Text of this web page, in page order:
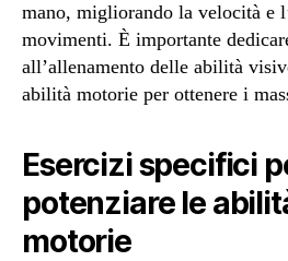
mano, migliorando la velocità e
movimenti. È importante
all’allenamento delle abilità
abilità motorie per ottenere i
Esercizi specifici
potenziare le
motorie